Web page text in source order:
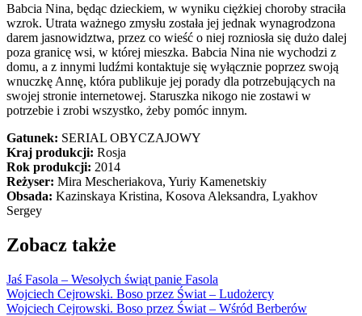
Babcia Nina, będąc dzieckiem, w wyniku ciężkiej choroby straciła
wzrok. Utrata ważnego zmysłu została jej jednak wynagrodzona
darem jasnowidztwa, przez co wieść o niej rozniosła się dużo dalej
poza granicę wsi, w której mieszka. Babcia Nina nie wychodzi z
domu, a z innymi ludźmi kontaktuje się wyłącznie poprzez swoją
wnuczkę Annę, która publikuje jej porady dla potrzebujących na
swojej stronie internetowej. Staruszka nikogo nie zostawi w
potrzebie i zrobi wszystko, żeby pomóc innym.
Gatunek: SERIAL OBYCZAJOWY
Kraj produkcji: Rosja
Rok produkcji: 2014
Reżyser: Mira Mescheriakova, Yuriy Kamenetskiy
Obsada: Kazinskaya Kristina, Kosova Aleksandra, Lyakhov
Sergey
Zobacz także
Jaś Fasola – Wesołych świąt panie Fasola
Wojciech Cejrowski. Boso przez Świat – Ludożercy
Wojciech Cejrowski. Boso przez Świat – Wśród Berberów